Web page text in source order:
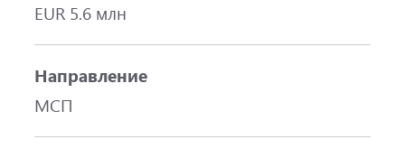
EUR 5.6 млн
Направление
МСП